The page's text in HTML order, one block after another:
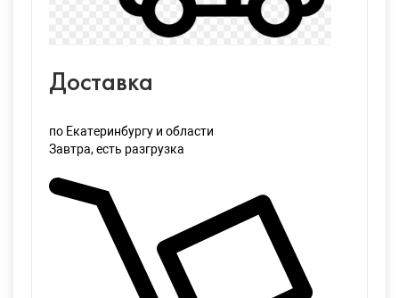
Доставка
по Екатеринбургу и области
Завтра, есть разгрузка